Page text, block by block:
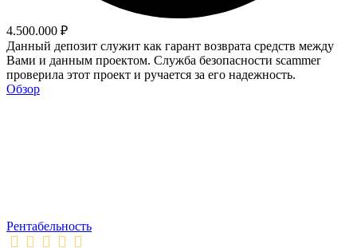
4.500.000 ₽
Данный депозит служит как гарант возврата средств между
Вами и данным проектом. Служба безопасности scammer
проверила этот проект и ручается за его надежность.
Обзор
Рентабельность